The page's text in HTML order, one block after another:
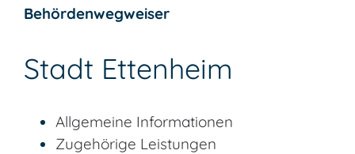
Behördenwegweiser
Stadt Ettenheim
Allgemeine Informationen
Zugehörige Leistungen